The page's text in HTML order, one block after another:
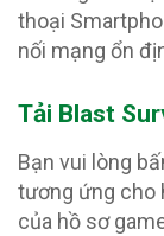
thoại
nối mạng ổn
Tải Blast
Bạn vui lòng
tương ứng cho
của hồ sơ